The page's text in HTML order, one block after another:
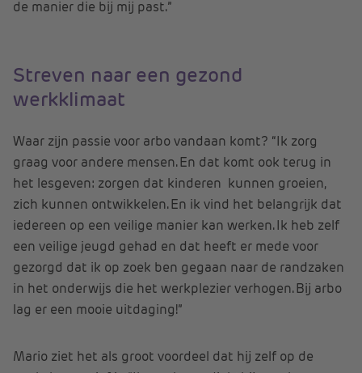
de manier die bij mij past.”
Streven naar een gezond
werkklimaat
Waar zijn passie voor arbo vandaan komt? “Ik zorg
graag voor andere mensen. En dat komt ook terug in
het lesgeven: zorgen dat kinderen kunnen groeien,
zich kunnen ontwikkelen. En ik vind het belangrijk dat
iedereen op een veilige manier kan werken. Ik heb zelf
een veilige jeugd gehad en dat heeft er mede voor
gezorgd dat ik op zoek ben gegaan naar de randzaken
in het onderwijs die het werkplezier verhogen. Bij arbo
lag er een mooie uitdaging!”
Mario ziet het als groot voordeel dat hij zelf op de